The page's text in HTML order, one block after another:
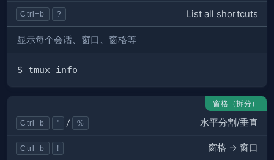
Ctrl+b ? List all shortcuts
显示每个会话、窗口、窗格等
窗格（拆分）
Ctrl+b " / % 水平分割/垂直
Ctrl+b ! 窗格 -> 窗口